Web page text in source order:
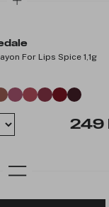
For Lips Spice 1,1g
249